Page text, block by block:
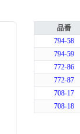
品番
794-58
794-59
772-86
772-87
708-17
708-18